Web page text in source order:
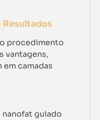
procedimento
vantagens,
camadas
nanofat guiado